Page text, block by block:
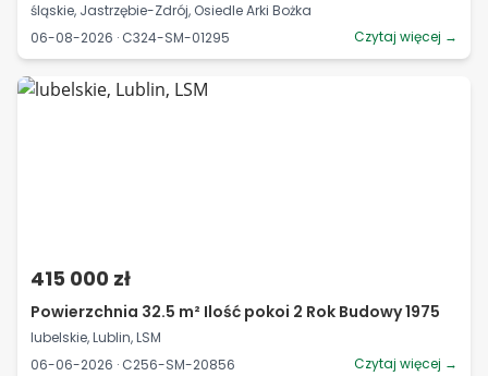
śląskie, Jastrzębie-Zdrój, Osiedle Arki Bożka
06-08-2026 · C324-SM-01295
Czytaj więcej →
415 000 zł
Powierzchnia 32.5 m² Ilość pokoi 2 Rok Budowy 1975
lubelskie, Lublin, LSM
06-06-2026 · C256-SM-20856
Czytaj więcej →